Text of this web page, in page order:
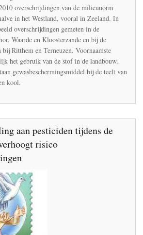
verontreiniging
met
fipronil
bedreigt
insecten
overschrijdingen van de milieunorm
in het Westland, vooral in Zeeland. In
overschrijdingen gemeten in de
Waarde en Kloosterzande en bij de
Ritthem en Terneuzen. Voornaamste
het gebruik van de stof in de landbouw.
gewasbeschermingsmiddel bij de teelt van
kool.
aan pesticiden tijdens de
risico